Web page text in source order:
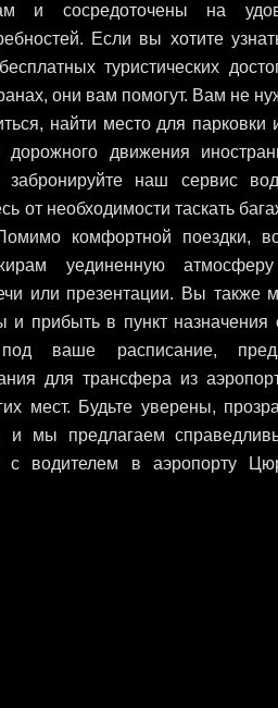
и сосредоточены на
Если вы хотите
туристических
они вам помогут. Вам не
найти место для парковки
дорожного движения
забронируйте наш сервис
от необходимости таскать
комфортной поездки,
уединенную
или презентации. Вы также
и прибыть в пункт
под ваше расписание,
для трансфера из
мест. Будьте уверены,
и мы предлагаем
с водителем в аэропорту